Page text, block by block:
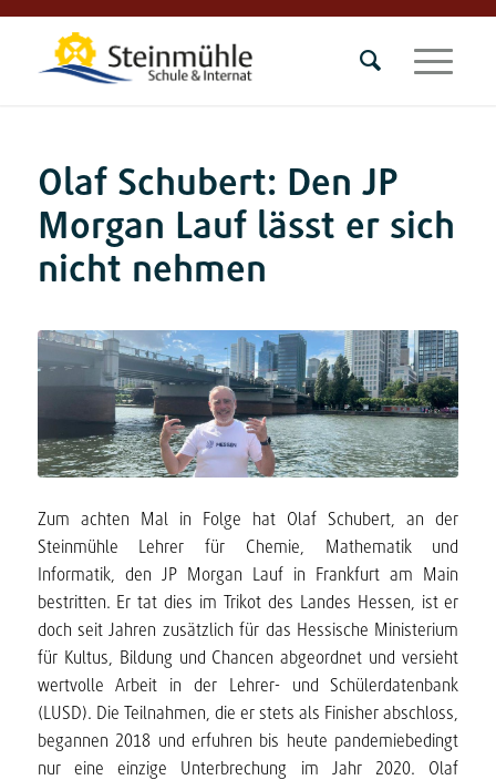
Olaf Schubert: Den JP
Morgan Lauf lässt er sich
nicht nehmen
Zum achten Mal in Folge hat Olaf Schubert, an der
Steinmühle Lehrer für Chemie, Mathematik und
Informatik, den JP Morgan Lauf in Frankfurt am Main
bestritten. Er tat dies im Trikot des Landes Hessen, ist er
doch seit Jahren zusätzlich für das Hessische Ministerium
für Kultus, Bildung und Chancen abgeordnet und versieht
wertvolle Arbeit in der Lehrer- und Schülerdatenbank
(LUSD). Die Teilnahmen, die er stets als Finisher abschloss,
begannen 2018 und erfuhren bis heute pandemiebedingt
nur eine einzige Unterbrechung im Jahr 2020. Olaf